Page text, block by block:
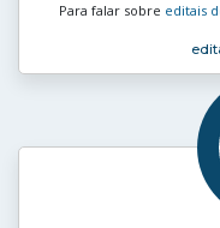
Para falar sobre editais